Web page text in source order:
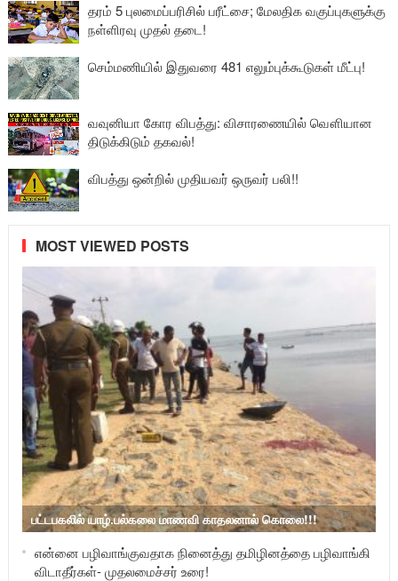
தரம் 5 புலமைப்பரிசில் பரீட்சை; மேலதிக வகுப்புகளுக்கு
நள்ளிரவு முதல் தடை!
செம்மணியில் இதுவரை 481 எலும்புக்கூடுகள் மீட்பு!
வவுனியா கோர விபத்து: விசாரணையில் வௌியான
திடுக்கிடும் தகவல்!
விபத்து ஒன்றில் முதியவர் ஒருவர் பலி!!
MOST VIEWED POSTS
பட்டபகலில் யாழ்.பல்கலை மாணவி காதலனால் கொலை!!!
என்னை பழிவாங்குவதாக நினைத்து தமிழினத்தை பழிவாங்கி
விடாதீர்கள்- முதலமைச்சர் உரை!